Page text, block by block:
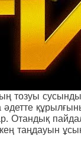
тозуы
Отандық
таңдауын